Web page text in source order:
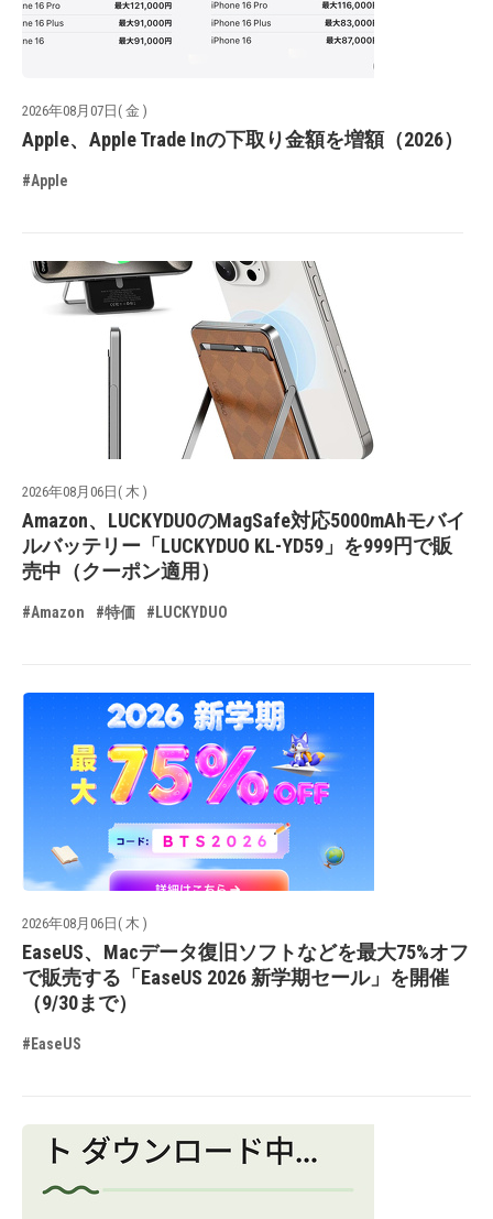
2026年08月07日( 金 )
Apple、Apple Trade Inの下取り金額を増額（2026）
#Apple
2026年08月06日( 木 )
Amazon、LUCKYDUOのMagSafe対応5000mAhモバイ
ルバッテリー「LUCKYDUO KL-YD59」を999円で販
売中（クーポン適用）
#Amazon #特価 #LUCKYDUO
2026年08月06日( 木 )
EaseUS、Macデータ復旧ソフトなどを最大75%オフ
で販売する「EaseUS 2026 新学期セール」を開催
（9/30まで）
#EaseUS